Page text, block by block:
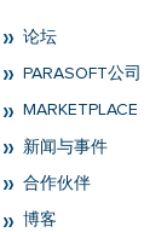
论坛
PARASOFT公司
MARKETPLACE
新闻与事件
合作伙伴
博客